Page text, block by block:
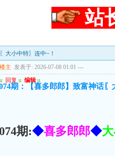
站
大小中特〗连中~！
楼主 发表于: 2026-07-08 01:01 ---
u 回复 u 编辑 u
期：【喜多郎郎】致富神话〖
074期:◆喜多郎郎◆